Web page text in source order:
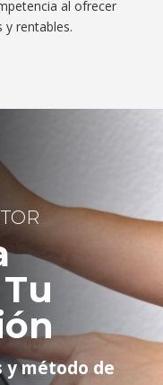
al ofrecer
y rentables.
y método de